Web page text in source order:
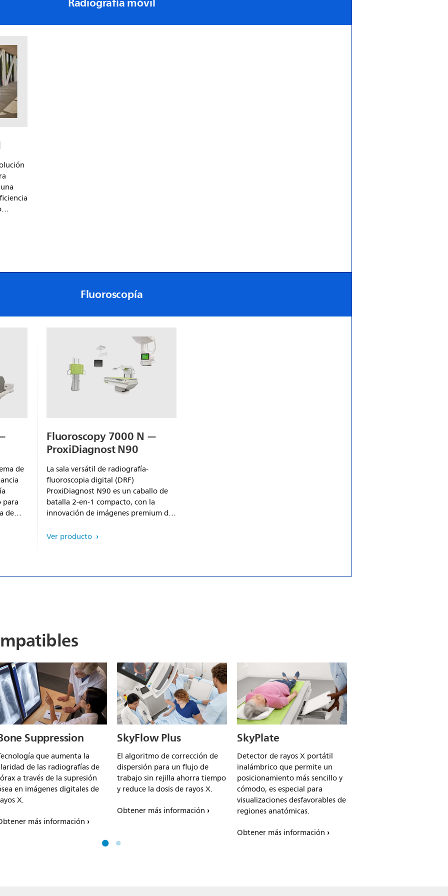
Fluoroscopía
de
para
de
de
Fluoroscopy 7000 N —
ProxiDiagnost N90
La sala versátil de radiografía-
fluoroscopia digital (DRF)
ProxiDiagnost N90 es un caballo de
batalla 2-en-1 compacto, con la
innovación de imágenes premium de
confianza clínica
Ver producto
Suppression
que aumenta la
de las radiografías de
a través de la supresión
en imágenes digitales de
X.
más información
SkyFlow Plus
El algoritmo de corrección de
dispersión para un flujo de
trabajo sin rejilla ahorra tiempo
y reduce la dosis de rayos X.
Obtener más información
SkyPlate
Detector de rayos X portátil
inalámbrico que permite un
posicionamiento más sencillo y
cómodo, es especial para
visualizaciones desfavorables de
regiones anatómicas.
Obtener más información